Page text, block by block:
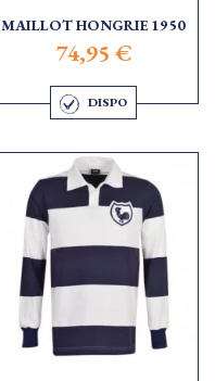
MAILLOT HONGRIE 1950
74,95 €
DISPO